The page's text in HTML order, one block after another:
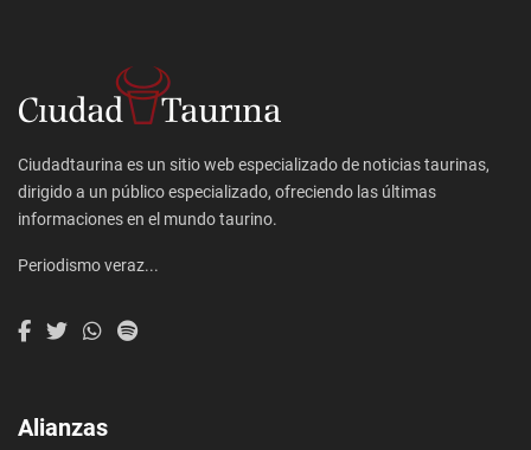
Ciudadtaurina es un sitio web especializado de noticias taurinas,
dirigido a un público especializado, ofreciendo las últimas
informaciones en el mundo taurino.
Periodismo veraz...
Alianzas